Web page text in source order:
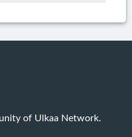
of Ulkaa Network.